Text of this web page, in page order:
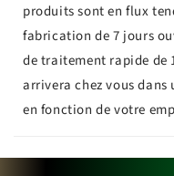
produits sont en flux
fabrication de 7 jours
de traitement rapide de
arrivera chez vous
en fonction de votre